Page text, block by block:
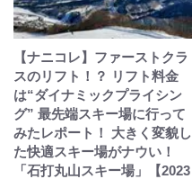
【ナニコレ】ファーストクラ
スのリフト！？ リフト料金
は“ダイナミックプライシン
グ” 最先端スキー場に行って
みたレポート！ 大きく変貌し
た快適スキー場がナウい！
「石打丸山スキー場」【2023